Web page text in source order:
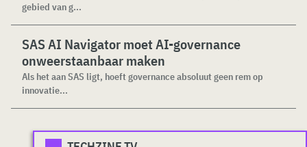
gebied van g...
SAS AI Navigator moet AI-governance
onweerstaanbaar maken
Als het aan SAS ligt, hoeft governance absoluut geen rem op
innovatie...